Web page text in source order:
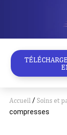
Accueil / Soins et
compresses